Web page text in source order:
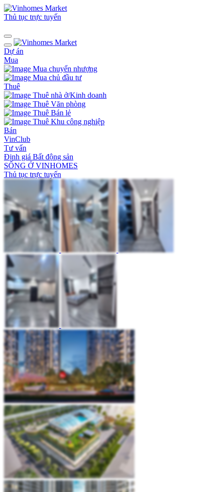
Thủ tục trực tuyến
Dự án
Mua
Mua chuyển nhượng
Mua chủ đầu tư
Thuê
Thuê nhà ở/Kinh doanh
Thuê Văn phòng
Thuê Bán lẻ
Thuê Khu công nghiệp
Bán
VinClub
Tư vấn
Định giá Bất động sản
SỐNG Ở VINHOMES
Thủ tục trực tuyến